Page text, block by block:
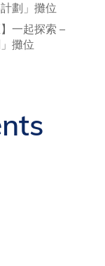
劃」攤位
一起探索 –
攤位